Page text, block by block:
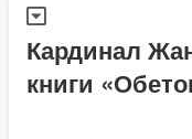
Кардинал
книги